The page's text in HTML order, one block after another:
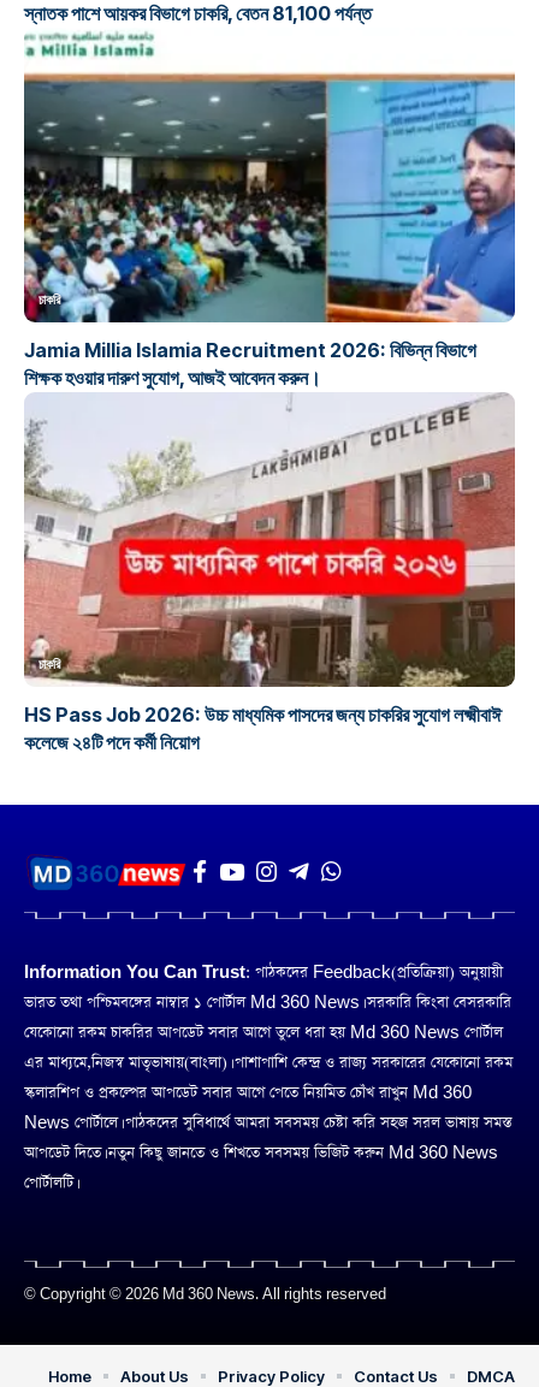
স্নাতক পাশে আয়কর বিভাগে চাকরি, বেতন 81,100 পর্যন্ত
চাকরি
Jamia Millia Islamia Recruitment 2026: বিভিন্ন বিভাগে
শিক্ষক হওয়ার দারুণ সুযোগ, আজই আবেদন করুন।
চাকরি
HS Pass Job 2026: উচ্চ মাধ্যমিক পাসদের জন্য চাকরির সুযোগ লক্ষ্মীবাঈ
কলেজে ২৪টি পদে কর্মী নিয়োগ
Information You Can Trust: পাঠকদের Feedback(প্রতিক্রিয়া) অনুয়ায়ী
ভারত তথা পশ্চিমবঙ্গের নাম্বার ১ পোর্টাল Md 360 News। সরকারি কিংবা বেসরকারি
যেকোনো রকম চাকরির আপডেট সবার আগে তুলে ধরা হয় Md 360 News পোর্টাল
এর মাধ্যমে,নিজস্ব মাতৃভাষায়(বাংলা)। পাশাপাশি কেন্দ্র ও রাজ্য সরকারের যেকোনো রকম
স্কলারশিপ ও প্রকল্পের আপডেট সবার আগে পেতে নিয়মিত চোঁখ রাখুন Md 360
News পোর্টালে। পাঠকদের সুবিধার্থে আমরা সবসময় চেষ্টা করি সহজ সরল ভাষায় সমস্ত
আপডেট দিতে। নতুন কিছু জানতে ও শিখতে সবসময় ভিজিট করুন Md 360 News
পোর্টালটি।
© Copyright © 2026 Md 360 News. All rights reserved
Home About Us Privacy Policy Contact Us DMCA